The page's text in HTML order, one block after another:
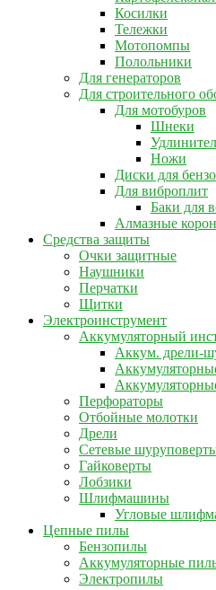
Косилки
Тележки
Мотопомпы
Полольники
Для генераторов
Для строительного
Для мотобуров
Шнеки
Ножи
Диски для
Для виброплит
Баки для
Алмазные
Средства защиты
Очки защитные
Наушники
Перчатки
Щитки
Электроинструмент
Аккумуляторный
Аккум. дрели-
Перфораторы
Отбойные молотки
Дрели
Сетевые
Гайковерты
Лобзики
Шлифмашины
Угловые
Цепные пилы
Бензопилы
Аккумуляторные
Электропилы